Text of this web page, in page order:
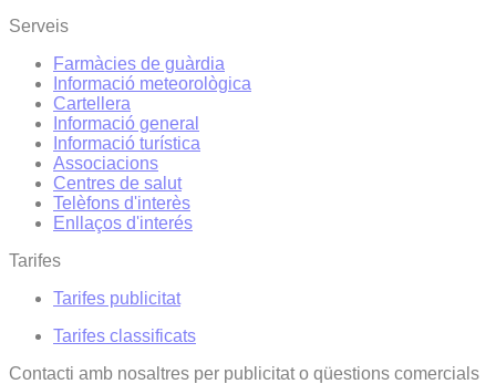
Serveis
Farmàcies de guàrdia
Informació meteorològica
Cartellera
Informació general
Informació turística
Associacions
Centres de salut
Telèfons d'interès
Enllaços d'interés
Tarifes
Tarifes publicitat
Tarifes classificats
Contacti amb nosaltres per publicitat o qüestions comercials